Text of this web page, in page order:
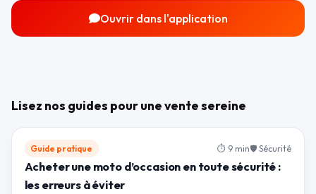
Ouvrir dans l'application
Lisez nos guides pour une vente sereine
Guide pratique ⏱ 9 min🛡 Sécurité
Acheter une moto d’occasion en toute sécurité :
les erreurs à éviter